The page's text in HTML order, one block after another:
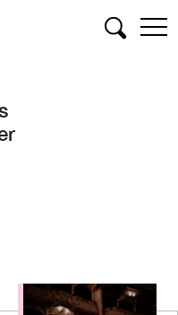
Suchen